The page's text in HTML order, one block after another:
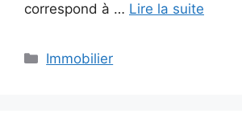
correspond à … Lire la suite
Catégories
Immobilier